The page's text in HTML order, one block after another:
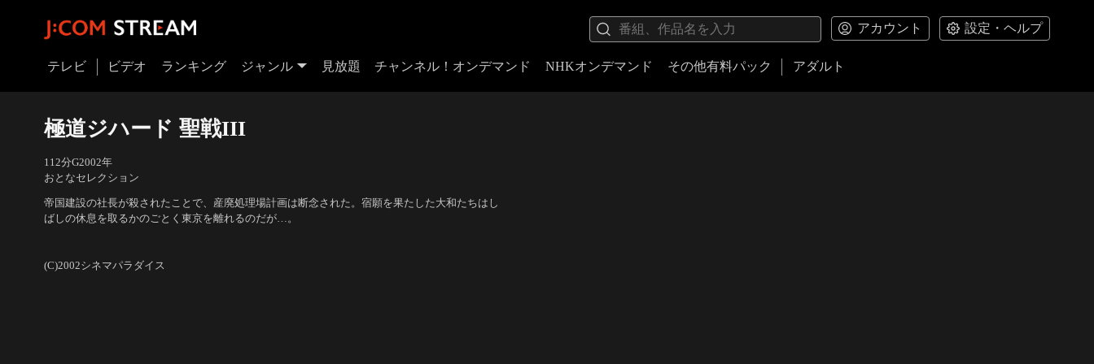
アカウント 設定・ヘルプ
テレビ ビデオ ランキング ジャンル 見放題 チャンネル！オンデマンド NHKオンデマンド その他有料パック アダルト
極道ジハード 聖戦III
112分G2002年
おとなセレクション
帝国建設の社長が殺されたことで、産廃処理場計画は断念された。宿願を果たした大和たちはし
ばしの休息を取るかのごとく東京を離れるのだが…。
(C)2002シネマパラダイス